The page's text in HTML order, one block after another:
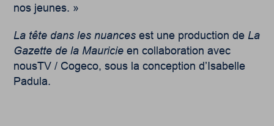
nos jeunes. »
La tête dans les nuances est une production deLa
Gazette de la Mauricie en collaboration avec
nousTV / Cogeco, sous la conception d’Isabelle
Padula.